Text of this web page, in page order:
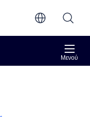
περιεχόμενο
Μενού